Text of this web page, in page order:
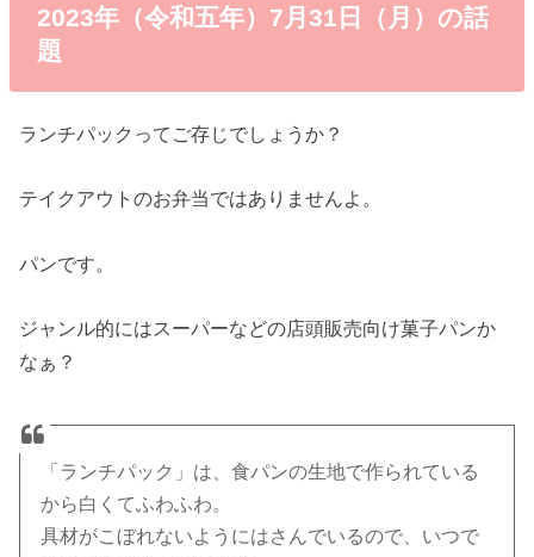
2023年（令和五年）7月31日（月）の話
題
ランチパックってご存じでしょうか？
テイクアウトのお弁当ではありませんよ。
パンです。
ジャンル的にはスーパーなどの店頭販売向け菓子パンか
なぁ？
「ランチパック」は、食パンの生地で作られている
から白くてふわふわ。
具材がこぼれないようにはさんでいるので、いつで